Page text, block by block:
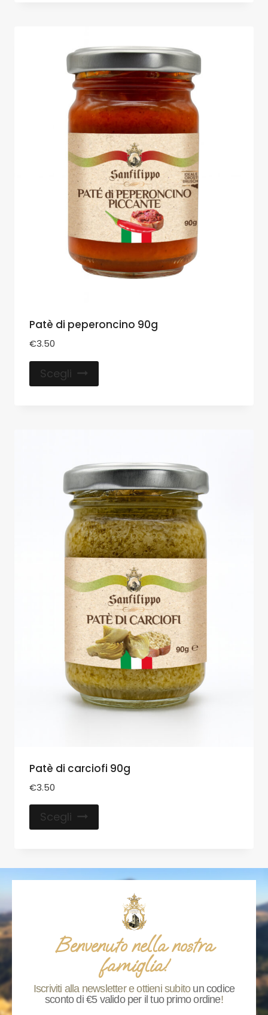
Patè di peperoncino 90g
€3.50
Scegli
Patè di carciofi 90g
€3.50
Scegli
Benvenuto nella nostra
famiglia!
Iscriviti alla newsletter e ottieni subito un codice
sconto di €5 valido per il tuo primo ordine!